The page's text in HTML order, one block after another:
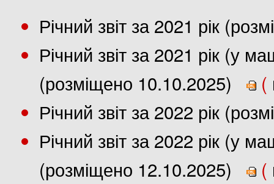
Річний звіт за 2021 рік
Річний звіт за 2021 рік (у
(розміщено 10.10.2025)
(
Річний звіт за 2022 рік
Річний звіт за 2022 рік (у
(розміщено 12.10.2025)
(